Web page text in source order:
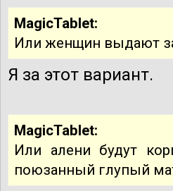
MagicTablet:
Или женщин выдают
Я за этот вариант.
MagicTablet:
Или алени будут
поюзанный глупый